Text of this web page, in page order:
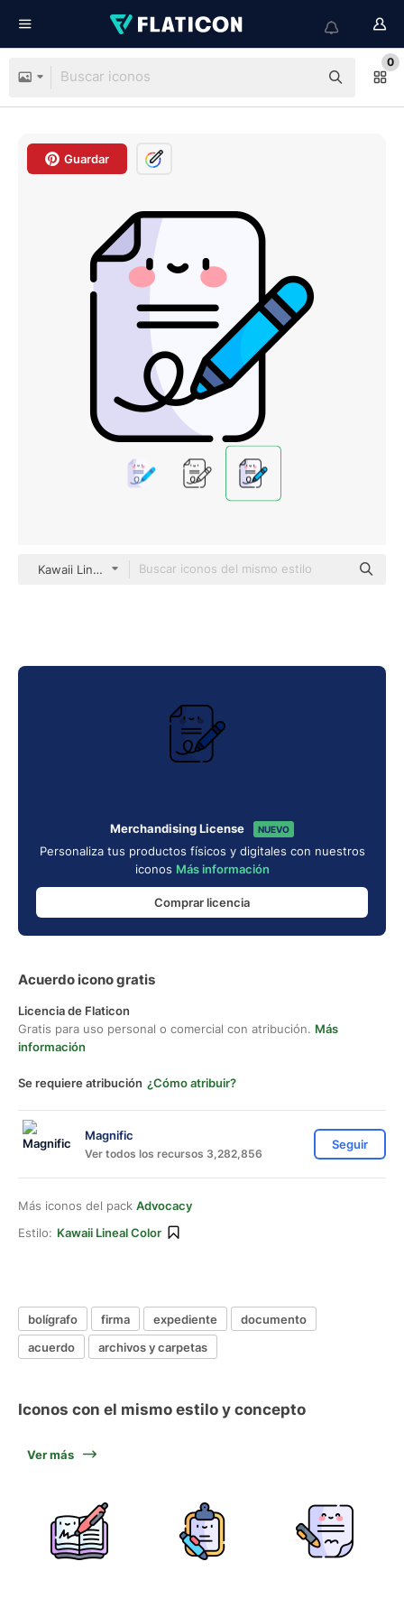
0
Guardar
Kawaii Lineal color
Merchandising License NUEVO
Personaliza tus productos físicos y digitales con nuestros
iconos Más información
Comprar licencia
Acuerdo icono gratis
Licencia de Flaticon
Gratis para uso personal o comercial con atribución. Más
información
Se requiere atribución ¿Cómo atribuir?
Magnific
Ver todos los recursos 3,282,856
Seguir
Más iconos del pack Advocacy
Estilo: Kawaii Lineal Color
bolígrafo firma expediente
documento
acuerdo
archivos y carpetas
Iconos con el mismo estilo y concepto
Ver más